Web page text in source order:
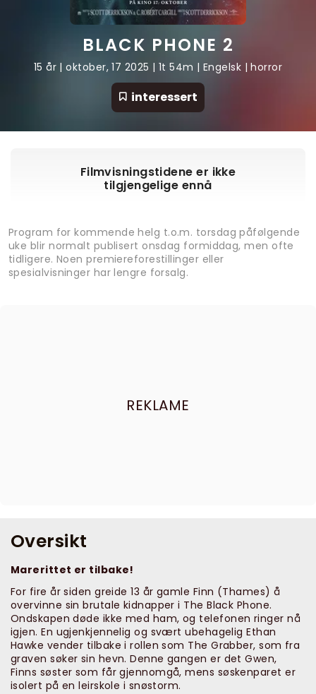
BLACK PHONE 2
15 år | oktober, 17 2025 | 1t 54m | Engelsk | horror
interessert
Filmvisningstidene er ikke
tilgjengelige ennå
Program for kommende helg t.o.m. torsdag påfølgende
uke blir normalt publisert onsdag formiddag, men ofte
tidligere. Noen premiereforestillinger eller
spesialvisninger har lengre forsalg.
REKLAME
Oversikt
Marerittet er tilbake!
For fire år siden greide 13 år gamle Finn (Thames) å
overvinne sin brutale kidnapper i The Black Phone.
Ondskapen døde ikke med ham, og telefonen ringer nå
igjen. En ugjenkjennelig og svært ubehagelig Ethan
Hawke vender tilbake i rollen som The Grabber, som fra
graven søker sin hevn. Denne gangen er det Gwen,
Finns søster som får gjennomgå, mens søskenparet er
isolert på en leirskole i snøstorm.